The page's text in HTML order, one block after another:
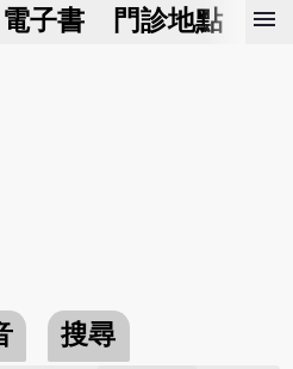
電子書 門診地點 預
menu
搜尋